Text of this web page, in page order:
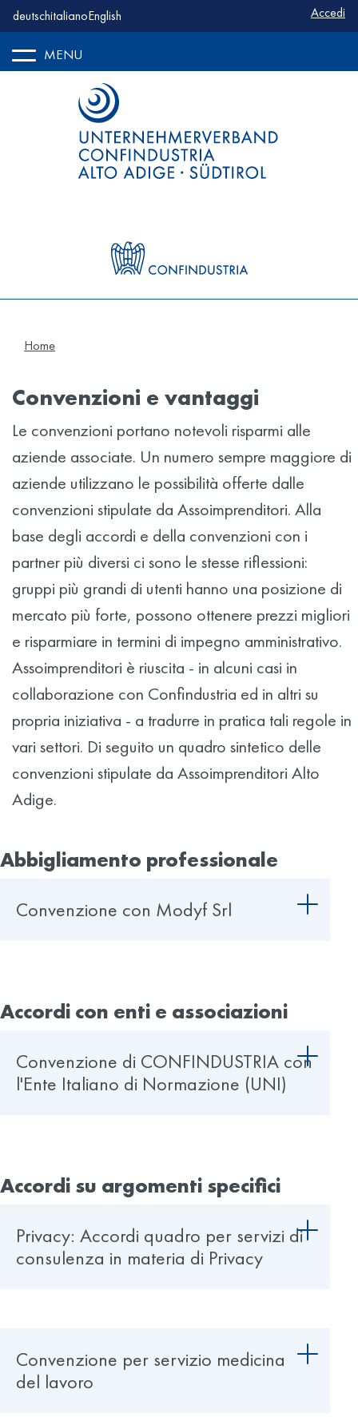
deutschitalianoEnglish Accedi
MENU
Home
Convenzioni e vantaggi
Le convenzioni portano notevoli risparmi alle
aziende associate. Un numero sempre maggiore di
aziende utilizzano le possibilità offerte dalle
convenzioni stipulate da Assoimprenditori. Alla
base degli accordi e della convenzioni con i
partner più diversi ci sono le stesse riflessioni:
gruppi più grandi di utenti hanno una posizione di
mercato più forte, possono ottenere prezzi migliori
e risparmiare in termini di impegno amministrativo.
Assoimprenditori è riuscita - in alcuni casi in
collaborazione con Confindustria ed in altri su
propria iniziativa - a tradurre in pratica tali regole in
vari settori. Di seguito un quadro sintetico delle
convenzioni stipulate da Assoimprenditori Alto
Adige.
Abbigliamento professionale
Convenzione con Modyf Srl
Accordi con enti e associazioni
Convenzione di CONFINDUSTRIA con
l'Ente Italiano di Normazione (UNI)
Accordi su argomenti specifici
Privacy: Accordi quadro per servizi di
consulenza in materia di Privacy
Convenzione per servizio medicina
del lavoro